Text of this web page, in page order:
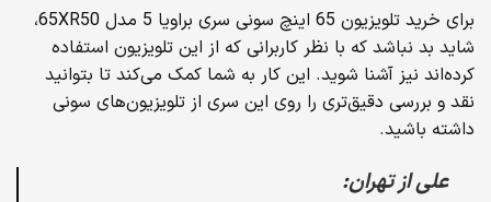
برای خرید تلویزیون 65 اینچ سونی سری براویا 5 مدل 65XR50،
شاید بد نباشد که با نظر کاربرانی که از این تلویزیون استفاده
کرده‌اند نیز آشنا شوید. این کار به شما کمک می‌کند تا بتوانید
نقد و بررسی دقیق‌تری را روی این سری از تلویزیون‌های سونی
داشته باشید.
علی از تهران: